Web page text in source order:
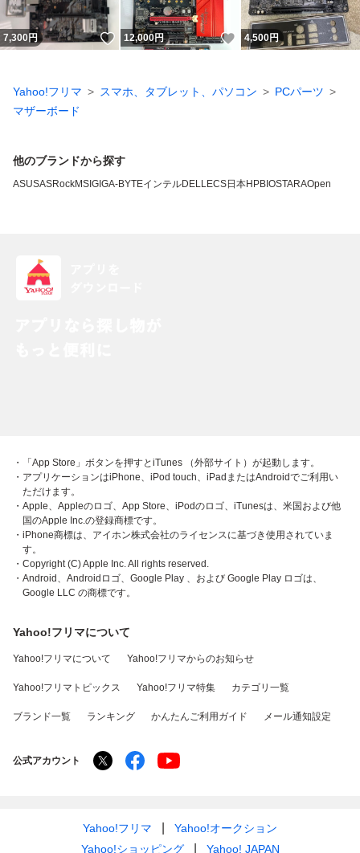
7,300円 いいね！
12,000円 いいね！
4,500円
Yahoo!フリマ スマホ、タブレット、パソコン
PCパーツ
マザーボード
他のブランドから探す
ASUSASRockMSI GIGA-BYTEインテルDELLECS日本HPBIOSTARAOpen
・「App Store」ボタンを押すとiTunes （外部サイト）が起動します。
・アプリケーションはiPhone、iPod touch、iPadまたはAndroidでご利用い
ただけます。
・Apple、Appleのロゴ、App Store、iPodのロゴ、iTunesは、米国および他
国のApple Inc.の登録商標です。
・iPhone商標は、アイホン株式会社のライセンスに基づき使用されていま
す。
・Copyright (C) Apple Inc. All rights reserved.
・Android、Androidロゴ、Google Play 、および Google Play ロゴは、
Google LLC の商標です。
Yahoo!フリマについて
Yahoo!フリマについて Yahoo!フリマからのお知らせ
Yahoo!フリマトピックス Yahoo!フリマ特集 カテゴリ一覧
ブランド一覧 ランキング かんたんご利用ガイド メール通知設定
公式アカウント
Yahoo!フリマ
Yahoo!オークション
Yahoo!ショッピング
Yahoo! JAPAN